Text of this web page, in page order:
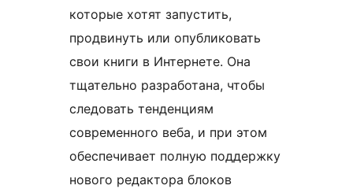
которые хотят запустить,
продвинуть или опубликовать
свои книги в Интернете. Она
тщательно разработана, чтобы
следовать тенденциям
современного веба, и при этом
обеспечивает полную поддержку
нового редактора блоков